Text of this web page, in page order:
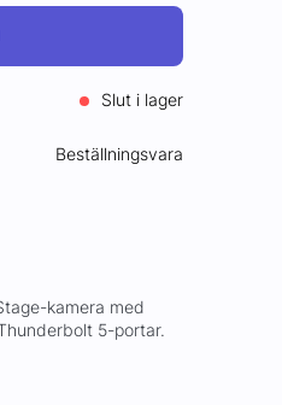
Slut i lager
Beställningsvara
kamera med
5-portar.